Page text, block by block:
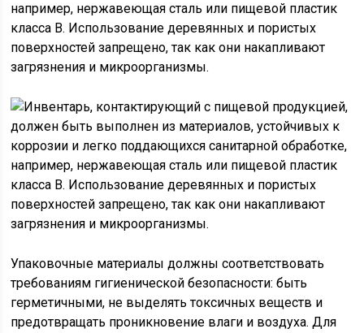
например, нержавеющая сталь или пищевой пластик
класса В. Использование деревянных и пористых
поверхностей запрещено, так как они накапливают
загрязнения и микроорганизмы.
Упаковочные материалы должны соответствовать
требованиям гигиенической безопасности: быть
герметичными, не выделять токсичных веществ и
предотвращать проникновение влаги и воздуха. Для